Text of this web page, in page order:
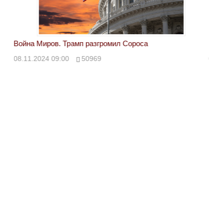
Война Миров. Трамп разгромил Сороса
08.11.2024 09:00 50969